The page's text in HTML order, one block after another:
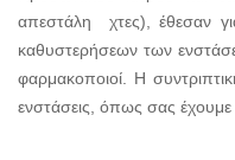
απεστάλη χτες), έθεσαν
καθυστερήσεων των
φαρμακοποιοί. Η
ενστάσεις, όπως σας έχουμε